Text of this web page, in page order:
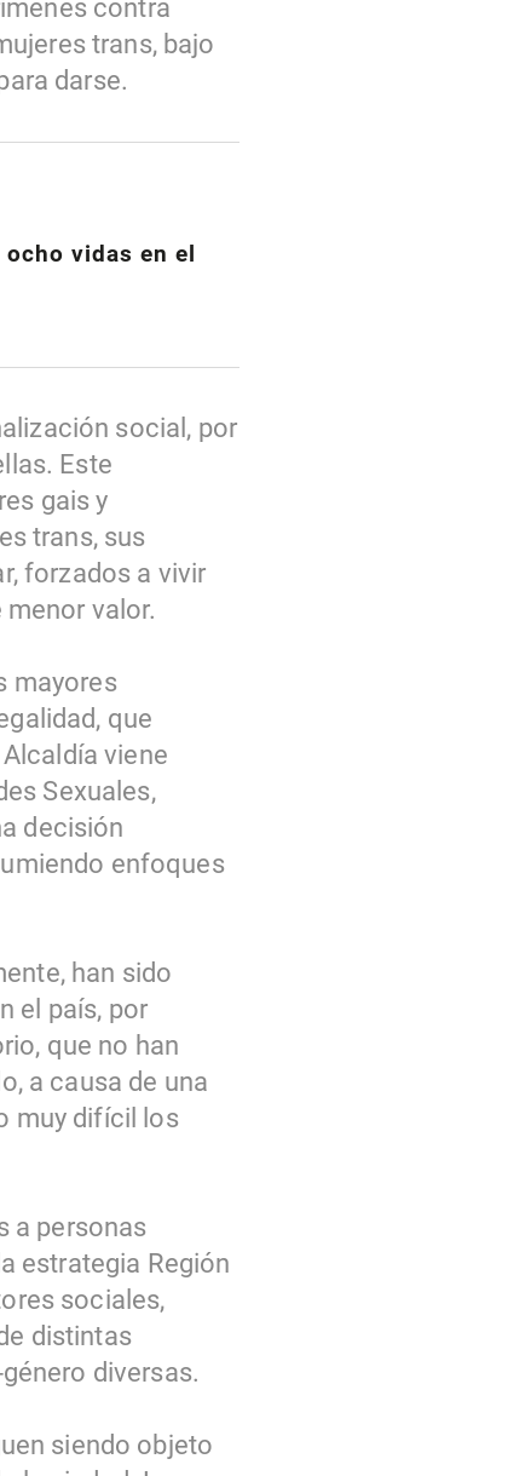
contra
trans, bajo
darse.
vidas en el
social, por
Este
gais y
trans, sus
forzados a vivir
valor.
mayores
que
viene
Sexuales,
decisión
enfoques
han sido
el país, por
que no han
a causa de una
muy difícil los
a personas
estrategia Región
sociales,
distintas
diversas.
siendo objeto